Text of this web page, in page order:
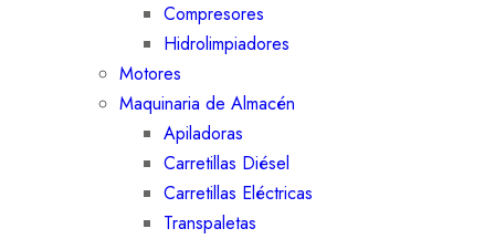
Compresores
Hidrolimpiadores
Motores
Maquinaria de Almacén
Apiladoras
Carretillas Diésel
Carretillas Eléctricas
Transpaletas